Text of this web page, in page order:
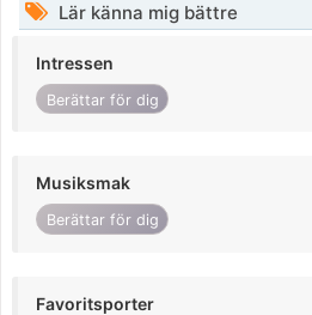
Lär känna mig bättre
Intressen
Berättar för dig
Musiksmak
Berättar för dig
Favoritsporter